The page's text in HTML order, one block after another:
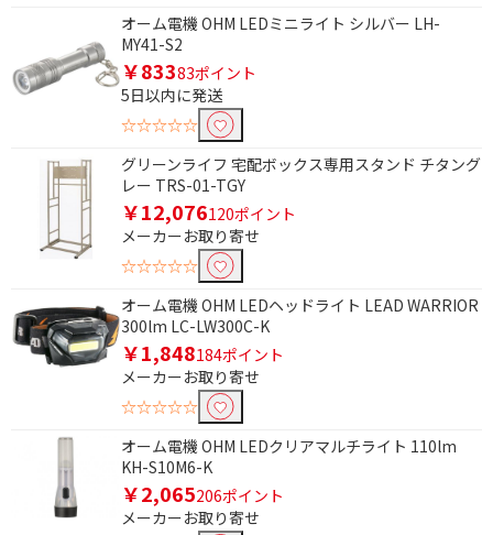
オーム電機 OHM LEDミニライト シルバー LH-
MY41-S2
￥83383ポイント
5日以内に発送
☆☆☆☆☆
グリーンライフ 宅配ボックス専用スタンド チタング
レー TRS-01-TGY
￥12,076120ポイント
メーカーお取り寄せ
☆☆☆☆☆
オーム電機 OHM LEDヘッドライト LEAD WARRIOR
300lm LC-LW300C-K
￥1,848184ポイント
メーカーお取り寄せ
☆☆☆☆☆
オーム電機 OHM LEDクリアマルチライト 110lm
KH-S10M6-K
￥2,065206ポイント
メーカーお取り寄せ
円~
電源で絞り込む
電池式
充電式
AC電源
電源方式で絞り込む
電池式
人感センサーで絞り込む
人感センサー付き
防水で絞り込む
防水対応